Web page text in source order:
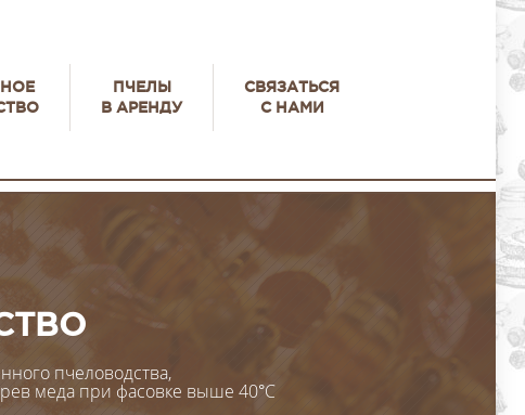
ПЧЕЛЫ
В АРЕНДУ
СВЯЗАТЬСЯ
С НАМИ
пчеловодства,
меда при фасовке выше 40°С